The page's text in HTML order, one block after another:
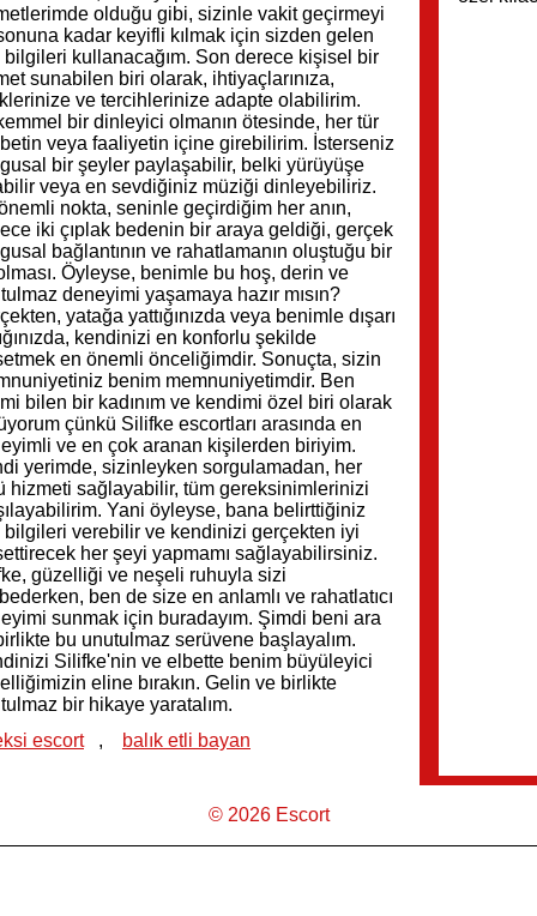
olduğu gibi, sizinle vakit geçirmeyi
kadar keyifli kılmak için sizden gelen
bilgileri kullanacağım. Son derece kişisel bir
sunabilen biri olarak, ihtiyaçlarınıza,
ve tercihlerinize adapte olabilirim.
bir dinleyici olmanın ötesinde, her tür
veya faaliyetin içine girebilirim. İsterseniz
bir şeyler paylaşabilir, belki yürüyüşe
veya en sevdiğiniz müziği dinleyebiliriz.
nokta, seninle geçirdiğim her anın,
iki çıplak bedenin bir araya geldiği, gerçek
bağlantının ve rahatlamanın oluştuğu bir
Öyleyse, benimle bu hoş, derin ve
deneyimi yaşamaya hazır mısın?
yatağa yattığınızda veya benimle dışarı
kendinizi en konforlu şekilde
en önemli önceliğimdir. Sonuçta, sizin
benim memnuniyetimdir. Ben
bilen bir kadınım ve kendimi özel biri olarak
çünkü Silifke escortları arasında en
ve en çok aranan kişilerden biriyim.
yerimde, sizinleyken sorgulamadan, her
hizmeti sağlayabilir, tüm gereksinimlerinizi
Yani öyleyse, bana belirttiğiniz
bilgileri verebilir ve kendinizi gerçekten iyi
her şeyi yapmamı sağlayabilirsiniz.
güzelliği ve neşeli ruhuyla sizi
ben de size en anlamlı ve rahatlatıcı
sunmak için buradayım. Şimdi beni ara
bu unutulmaz serüvene başlayalım.
Silifke'nin ve elbette benim büyüleyici
eline bırakın. Gelin ve birlikte
bir hikaye yaratalım.
escort
, balık etli bayan
© 2026 Escort